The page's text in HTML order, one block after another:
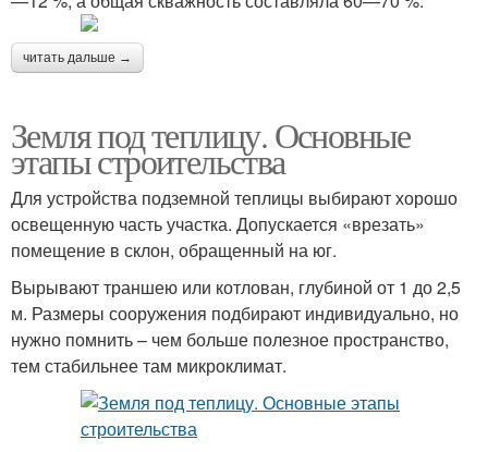
читать дальше →
Земля под теплицу. Основные
этапы строительства
Для устройства подземной теплицы выбирают хорошо
освещенную часть участка. Допускается «врезать»
помещение в склон, обращенный на юг.
Вырывают траншею или котлован, глубиной от 1 до 2,5
м. Размеры сооружения подбирают индивидуально, но
нужно помнить – чем больше полезное пространство,
тем стабильнее там микроклимат.